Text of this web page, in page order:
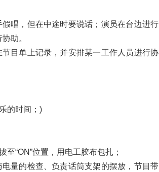
唱，但在中途时要说话；演员在台边进行
助。
目单上记录，并安排某一工作人员进行协
的时间；)
“ON”位置，用电工胶布包扎；
量的检查、负责话筒支架的摆放，节目带